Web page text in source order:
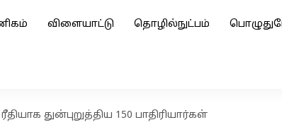
விளையாட்டு தொழில்நுட்பம்
துன்புறுத்திய 150 பாதிரியார்கள்